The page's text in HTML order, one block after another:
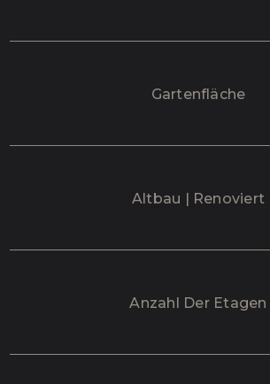
Gartenfläche
Altbau | Renoviert
Anzahl Der Etagen